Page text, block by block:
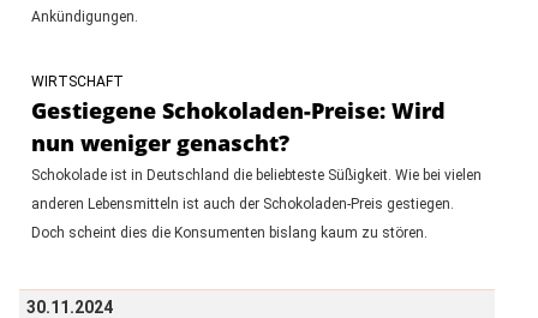
Ankündigungen.
WIRTSCHAFT
Gestiegene Schokoladen-Preise: Wird
nun weniger genascht?
Schokolade ist in Deutschland die beliebteste Süßigkeit. Wie bei vielen
anderen Lebensmitteln ist auch der Schokoladen-Preis gestiegen.
Doch scheint dies die Konsumenten bislang kaum zu stören.
30.11.2024